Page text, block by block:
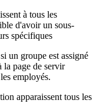
à tous les
d'avoir un sous-
spécifiques
un groupe est assigné
la page de servir
employés.
apparaissent tous les